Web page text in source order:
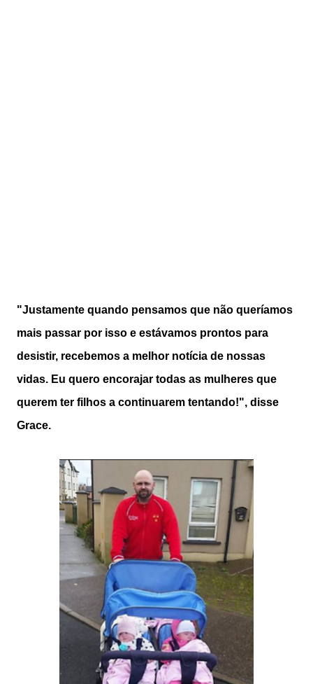
"Justamente quando pensamos que não queríamos
mais passar por isso e estávamos prontos para
desistir, recebemos a melhor notícia de nossas
vidas. Eu quero encorajar todas as mulheres que
querem ter filhos a continuarem tentando!", disse
Grace.